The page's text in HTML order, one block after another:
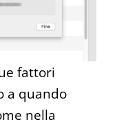
fattori
a quando
nella